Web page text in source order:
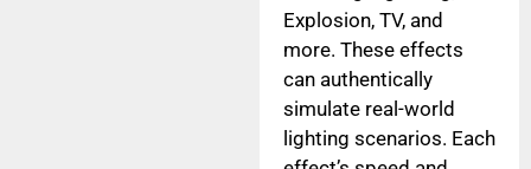
Explosion, TV, and
more. These effects
can authentically
simulate real-world
lighting scenarios. Each